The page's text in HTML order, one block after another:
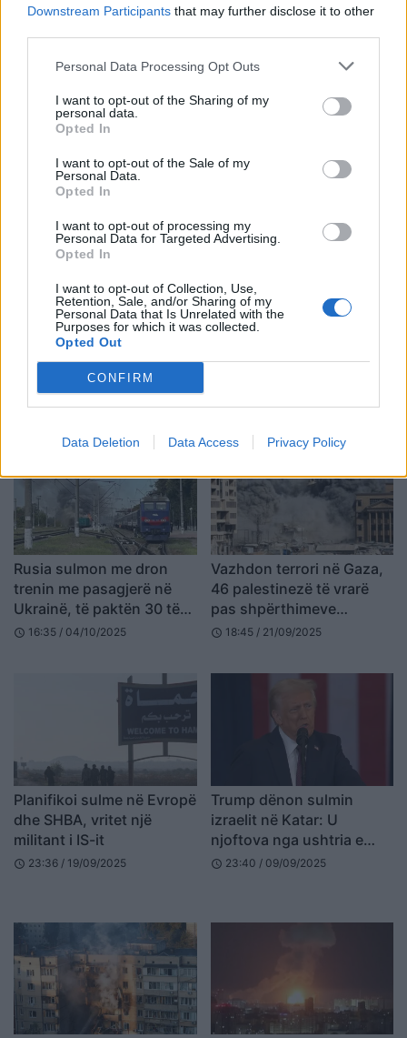
Downstream Participants that may further disclose it to other
Personal Data Processing Opt Outs
I want to opt-out of the Sharing of my
personal data.
Opted In
I want to opt-out of the Sale of my
Personal Data.
Opted In
I want to opt-out of processing my
Personal Data for Targeted Advertising.
Opted In
I want to opt-out of Collection, Use,
Retention, Sale, and/or Sharing of my
Personal Data that Is Unrelated with the
Purposes for which it was collected.
Opted Out
CONFIRM
Data Deletion Data Access Privacy Policy
shpëtoi hebrenjtë në
sulmin terrorist në
armën autorit dhe shpëtoi
dhjetëra jetë
dënon sulmin
së bashku antisemitizmit
Sulm me armë në
Universitetin Lincoln/
Humb jetën një person,
plagoset 6 të tjerë
qëllohet në mes të ditës
Rusia sulmon me dron
trenin me pasagjerë në
Ukrainë, të paktën 30 të
plagosur, raportohet edhe
schedule 16:35 / 04/10/2025
Vazhdon terrori në Gaza,
46 palestinezë të vrarë
pas shpërthimeve
mbrëmjen e kaluar
schedule 18:45 / 21/09/2025
Planifikoi sulme në Evropë
dhe SHBA, vritet një
militant i IS-it
schedule 23:36 / 19/09/2025
Trump dënon sulmin
izraelit në Katar: U
njoftova nga ushtria e
SHBA, jo nga Izraeli
schedule 23:40 / 09/09/2025